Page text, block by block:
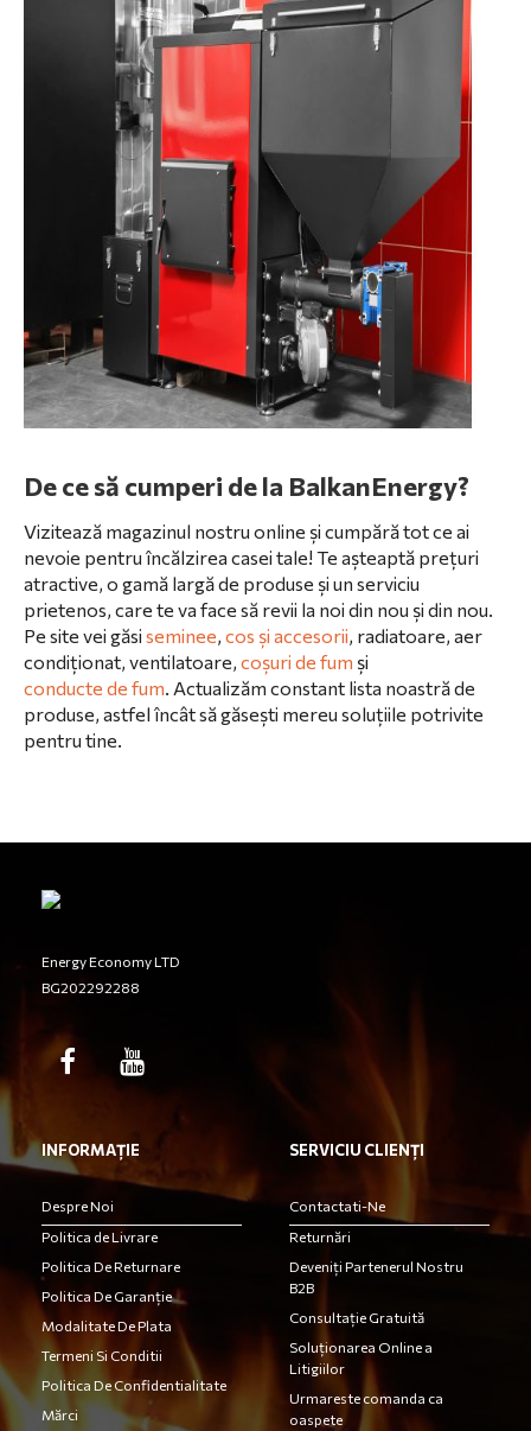
De ce să cumperi de la BalkanEnergy?
Vizitează magazinul nostru online și cumpără tot ce ai
nevoie pentru încălzirea casei tale! Te așteaptă prețuri
atractive, o gamă largă de produse și un serviciu
prietenos, care te va face să revii la noi din nou și din nou.
Pe site vei găsi seminee, cos și accesorii, radiatoare, aer
condiționat, ventilatoare, coșuri de fum și
conducte de fum. Actualizăm constant lista noastră de
produse, astfel încât să găsești mereu soluțiile potrivite
pentru tine.
Energy Economy LTD
BG202292288
INFORMAȚIE
Despre Noi
Politica de Livrare
Politica De Returnare
Politica De Garanție
Modalitate De Plata
Termeni Si Conditii
Politica De Confidentialitate
Mărci
SERVICIU CLIENȚI
Contactati-Ne
Returnări
Deveniți Partenerul Nostru
B2B
Consultație Gratuită
Soluționarea Online a
Litigiilor
Urmareste comanda ca
oaspete